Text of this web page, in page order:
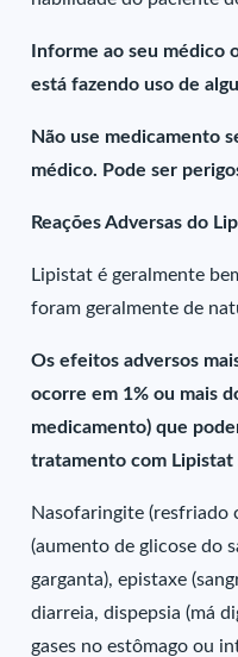
Informe ao seu médico
está fazendo uso de
Não use medicamento
médico. Pode ser
Reações Adversas do
Lipistat é geralmente
foram geralmente de
Os efeitos adversos
ocorre em 1% ou mais
medicamento) que
tratamento com Lipistat
Nasofaringite (resfriado
(aumento de glicose do
garganta), epistaxe
diarreia, dispepsia (má
gases no estômago ou